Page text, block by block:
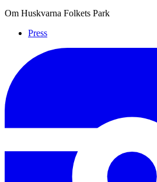
Om Huskvarna Folkets Park
Press